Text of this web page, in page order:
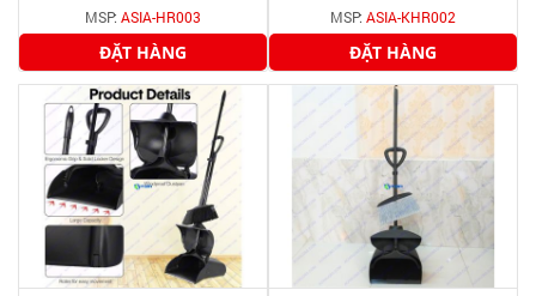
MSP: ASIA-HR003
ĐẶT HÀNG
MSP: ASIA-KHR002
ĐẶT HÀNG